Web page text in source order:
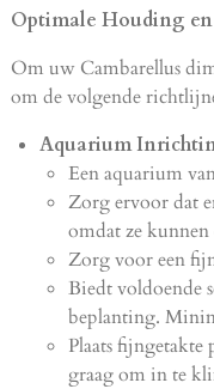
Optimale Houding
Om uw Cambarellus
om de volgende
Aquarium
Een aquarium
Zorg ervoor dat
omdat ze kunnen
Zorg voor een
Biedt voldoende
beplanting.
Plaats fijngetakte
graag om in te